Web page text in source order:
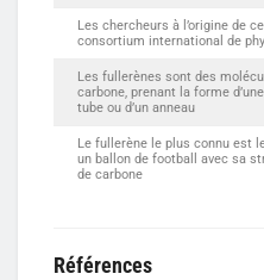
Les chercheurs à l’origine de
consortium international de
Les fullerènes sont des
carbone, prenant la forme
tube ou d’un anneau
Le fullerène le plus connu est
un ballon de football avec sa
de carbone
Références